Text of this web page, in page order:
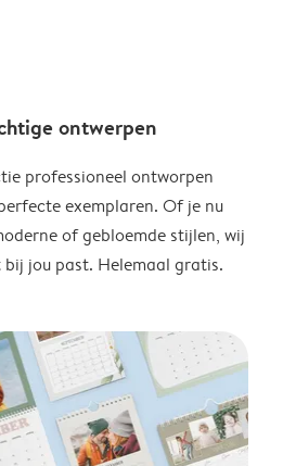
ontwerpen
professioneel ontworpen
exemplaren. Of je nu
of gebloemde stijlen, wij
jou past. Helemaal gratis.